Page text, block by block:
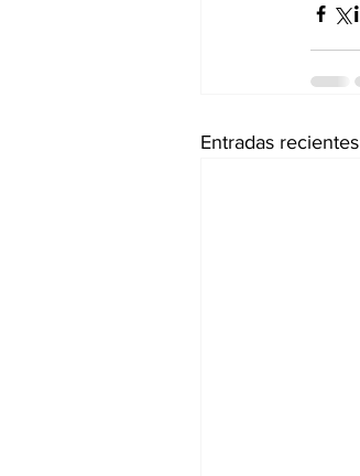
Entradas recientes